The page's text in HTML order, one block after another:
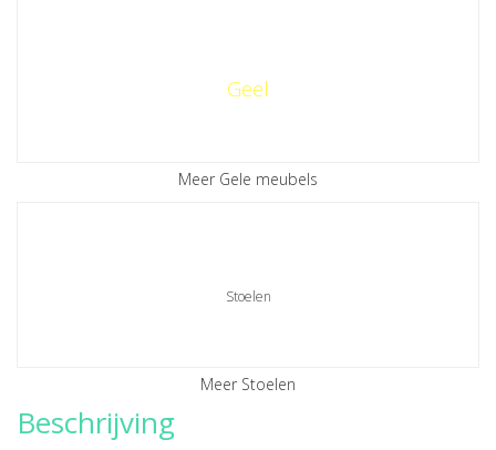
Geel
Meer Gele meubels
Stoelen
Meer Stoelen
Beschrijving